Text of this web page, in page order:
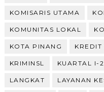
KOMISARIS UTAMA
KOMUNITAS LOKAL
KOTA PINANG KREDIT
KRIMINSL KUARTAL I-
LANGKAT LAYANAN